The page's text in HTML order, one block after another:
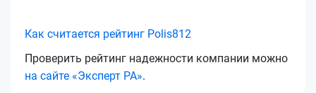
Как считается рейтинг Polis812
Проверить рейтинг надежности компании можно
на сайте «Эксперт РА».